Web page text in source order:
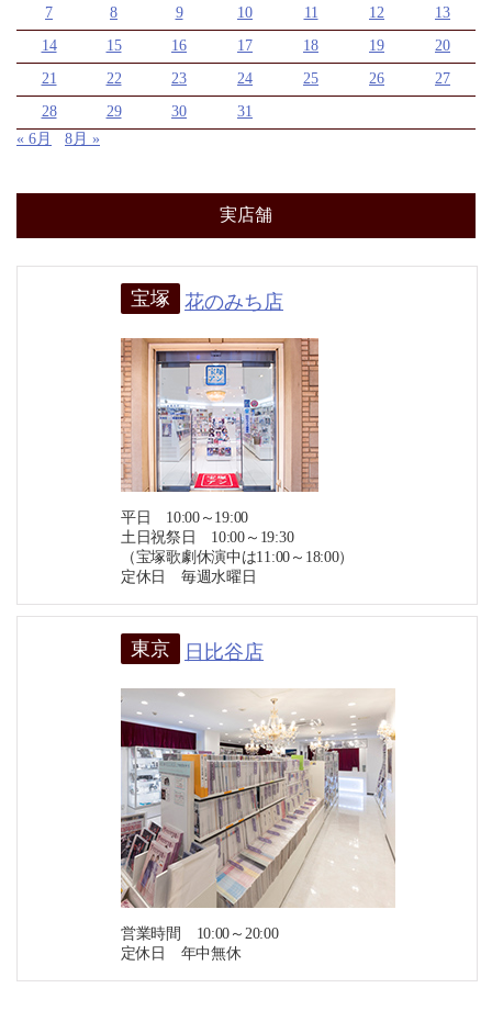
7
8 9 10 11 12
13
14
15 16 17 18 19
20
21
22 23 24 25 26
27
28
29 30
31
« 6月
8月 »
実店舗
宝塚 花のみち店
平日 10:00～19:00
土日祝祭日 10:00～19:30
（宝塚歌劇休演中は11:00～18:00）
定休日 毎週水曜日
東京 日比谷店
営業時間 10:00～20:00
定休日 年中無休